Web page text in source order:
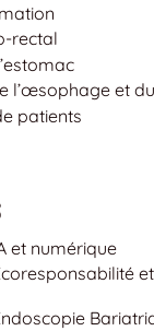
rectal
l’œsophage et
patients
et numérique